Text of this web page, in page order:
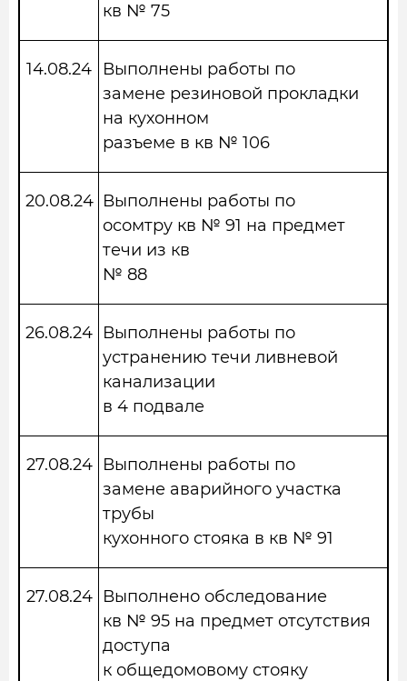
кв № 75
14.08.24
Выполнены работы по
замене резиновой прокладки
на кухонном
разъеме в кв № 106
20.08.24 Выполнены работы по
осомтру кв № 91 на предмет
течи из кв
№ 88
26.08.24 Выполнены работы по
устранению течи ливневой
канализации
в 4 подвале
27.08.24
Выполнены работы по
замене аварийного участка
трубы
кухонного стояка в кв № 91
27.08.24
Выполнено обследование
кв № 95 на предмет отсутствия
доступа
к общедомовому стояку